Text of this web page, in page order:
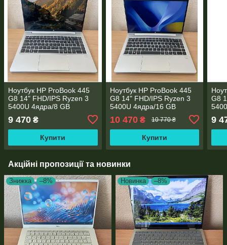
Ноутбук HP ProBook 445
G8 14" FHD/IPS Ryzen 3
5400U 4ядра/8 GB
M.2/AMD Radeon RX Vega
6/WebCam
9 470 ₴
Купити
Ноутбук HP ProBook 445
G8 14" FHD/IPS Ryzen 3
5400U 4ядра/16 GB
M.2/AMD Radeon RX Vega
6/WebCam
10 470₴ 10 770 ₴
Купити
G8
6/
9
Акційні пропозиції та новинки
Знижка –8% Новинка –8%